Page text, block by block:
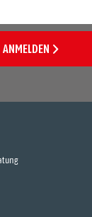
ANMELDEN